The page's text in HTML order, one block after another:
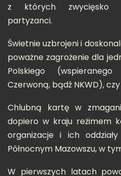
z których zwycięsko
partyzanci.
Świetnie uzbrojeni i
poważne zagrożenie dla
Polskiego
Czerwoną, bądź NKWD),
Chlubną kartę w
dopiero w kraju reżimem
organizacje i ich
Północnym Mazowszu, w
W pierwszych latach